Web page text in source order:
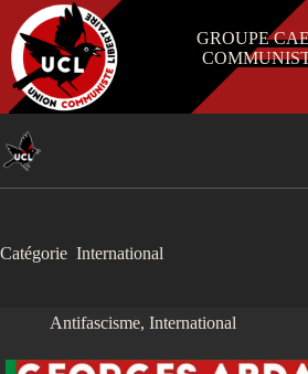
Passer
contenu
GROUPE
Catégorie International
Antifascisme, International